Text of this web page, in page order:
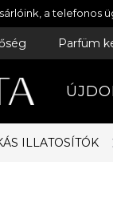
a
Parfüm
ILLATOSÍTÓK